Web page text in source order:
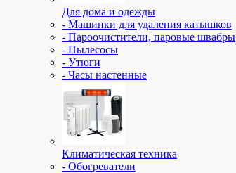
Для дома и одежды
- Машинки для удаления катышков
- Пароочистители, паровые швабры
- Пылесосы
- Утюги
- Часы настенные
Климатическая техника
- Обогреватели